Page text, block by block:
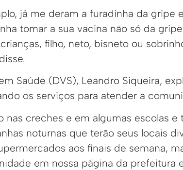
já me deram a furadinha da gripe
tomar a sua vacina não só da
filho, neto, bisneto ou
Saúde (DVS), Leandro Siqueira,
os serviços para atender a
nas creches e em algumas escolas
noturnas que terão seus locais
aos finais de semana,
em nossa página da prefeitura